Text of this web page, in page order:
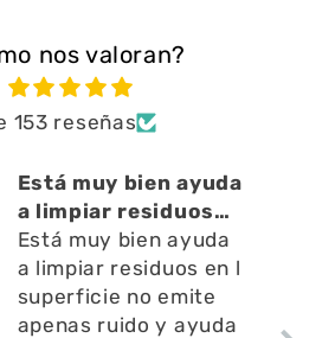
nos valoran?
153 reseñas
Está muy bien ayuda
a limpiar residuos
en l
Está muy bien ayuda
a limpiar residuos en l
superficie no emite
apenas ruido y ayuda